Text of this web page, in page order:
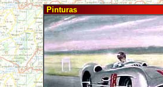
Pinturas